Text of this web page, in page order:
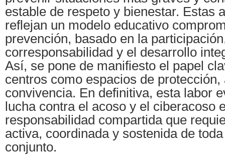
estable de respeto y bienestar. Estas
reflejan un modelo educativo
prevención, basado en la
corresponsabilidad y el desarrollo
Así, se pone de manifiesto el papel
centros como espacios de protección,
convivencia. En definitiva, esta labor
lucha contra el acoso y el ciberacoso
responsabilidad compartida que
activa, coordinada y sostenida de
conjunto.